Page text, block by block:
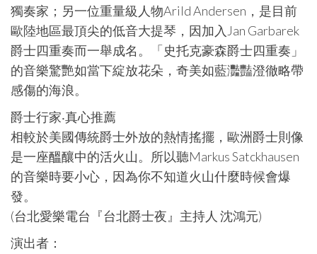
獨奏家；另一位重量級人物Arild Andersen，是目前
歐陸地區最頂尖的低音大提琴，因加入Jan Garbarek
爵士四重奏而一舉成名。「史托克豪森爵士四重奏」
的音樂驚艷如當下綻放花朵，奇美如藍灩豔澄徹略帶
感傷的海浪。
爵士行家‧真心推薦
相較於美國傳統爵士外放的熱情搖擺，歐洲爵士則像
是一座醞釀中的活火山。所以聽Markus Satckhausen
的音樂時要小心，因為你不知道火山什麼時候會爆
發。
(台北愛樂電台『台北爵士夜』主持人 沈鴻元)
演出者：